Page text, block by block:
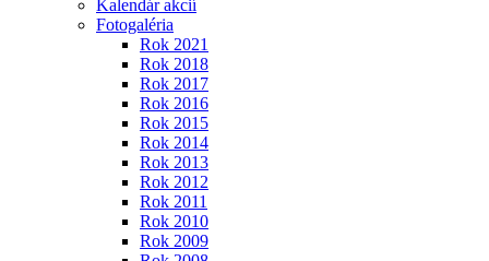
Kalendár akcií
Fotogaléria
Rok 2021
Rok 2018
Rok 2017
Rok 2016
Rok 2015
Rok 2014
Rok 2013
Rok 2012
Rok 2011
Rok 2010
Rok 2009